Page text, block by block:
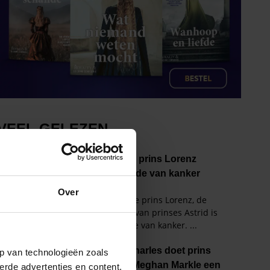
Over
van technologieën zoals
advertenties en content,